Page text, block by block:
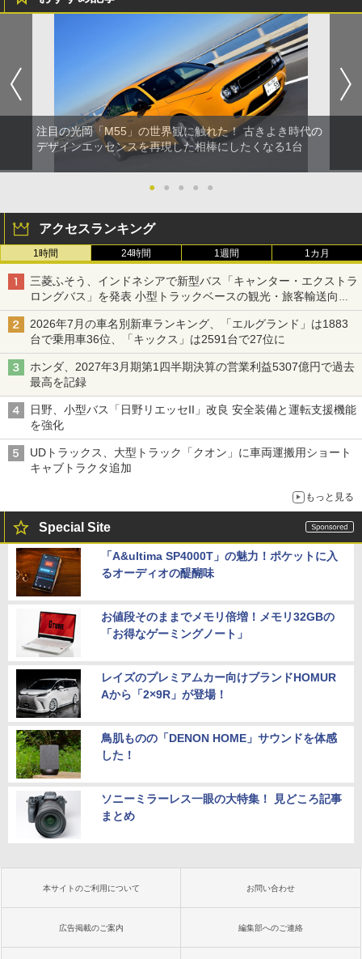
注目の光岡「M55」の世界観に触れた！ 古きよき時代の
デザインエッセンスを再現した相棒にしたくなる1台
● ● ● ● ●
アクセスランキング
1時間 24時間 1週間 1カ月
三菱ふそう、インドネシアで新型バス「キャンター・エクストラ
ロングバス」を発表 小型トラックベースの観光・旅客輸送向け
バス
2026年7月の車名別新車ランキング、「エルグランド」は1883
台で乗用車36位、「キックス」は2591台で27位に
ホンダ、2027年3月期第1四半期決算の営業利益5307億円で過去
最高を記録
日野、小型バス「日野リエッセII」改良 安全装備と運転支援機能
を強化
UDトラックス、大型トラック「クオン」に車両運搬用ショート
キャブトラクタ追加
もっと見る
Special Site
「A&ultima SP4000T」の魅力！ポケットに入
るオーディオの醍醐味
お値段そのままでメモリ倍増！メモリ32GBの
「お得なゲーミングノート」
レイズのプレミアムカー向けブランドHOMUR
Aから「2×9R」が登場！
鳥肌ものの「DENON HOME」サウンドを体感
した！
ソニーミラーレス一眼の大特集！ 見どころ記事
まとめ
本サイトのご利用について お問い合わせ
広告掲載のご案内 編集部へのご連絡